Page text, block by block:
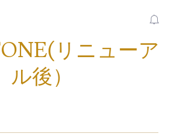
リニューア
ル後）